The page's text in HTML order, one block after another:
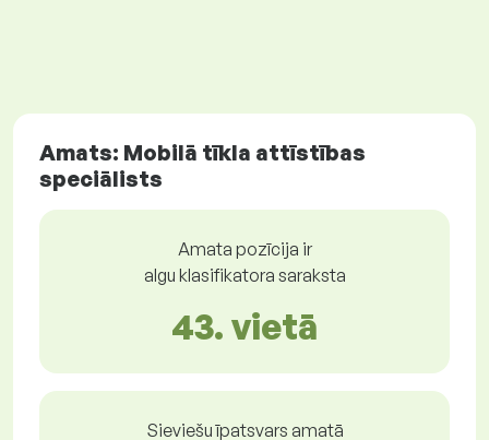
Amats: Mobilā tīkla attīstības
speciālists
Amata pozīcija ir
algu klasifikatora saraksta
43. vietā
Sieviešu īpatsvars amatā